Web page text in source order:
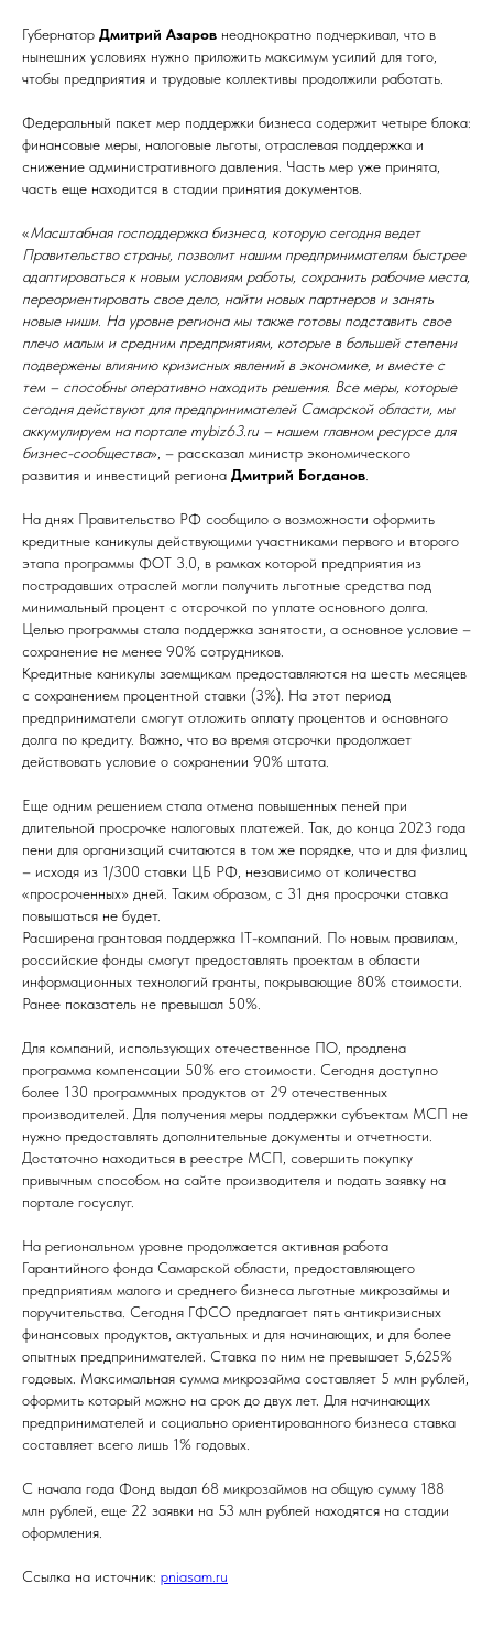
Губернатор Дмитрий Азаров неоднократно подчеркивал, что в
нынешних условиях нужно приложить максимум усилий для того,
чтобы предприятия и трудовые коллективы продолжили работать.
Федеральный пакет мер поддержки бизнеса содержит четыре блока:
финансовые меры, налоговые льготы, отраслевая поддержка и
снижение административного давления. Часть мер уже принята,
часть еще находится в стадии принятия документов.
«Масштабная господдержка бизнеса, которую сегодня ведет
Правительство страны, позволит нашим предпринимателям быстрее
адаптироваться к новым условиям работы, сохранить рабочие места,
переориентировать свое дело, найти новых партнеров и занять
новые ниши. На уровне региона мы также готовы подставить свое
плечо малым и средним предприятиям, которые в большей степени
подвержены влиянию кризисных явлений в экономике, и вместе с
тем – способны оперативно находить решения. Все меры, которые
сегодня действуют для предпринимателей Самарской области, мы
аккумулируем на портале mybiz63.ru – нашем главном ресурсе для
бизнес-сообщества», – рассказал министр экономического
развития и инвестиций региона Дмитрий Богданов
На днях Правительство РФ сообщило о возможности оформить
кредитные каникулы действующими участниками первого и второго
этапа программы ФОТ 3.0, в рамках которой предприятия из
пострадавших отраслей могли получить льготные средства под
минимальный процент с отсрочкой по уплате основного долга.
Целью программы стала поддержка занятости, а основное условие –
сохранение не менее 90% сотрудников.
Кредитные каникулы заемщикам предоставляются на шесть месяцев
с сохранением процентной ставки (3%). На этот период
предприниматели смогут отложить оплату процентов и основного
долга по кредиту. Важно, что во время отсрочки продолжает
действовать условие о сохранении 90% штата.
Еще одним решением стала отмена повышенных пеней при
длительной просрочке налоговых платежей. Так, до конца 2023 года
пени для организаций считаются в том же порядке, что и для физлиц
– исходя из 1/300 ставки ЦБ РФ, независимо от количества
«просроченных» дней. Таким образом, с 31 дня просрочки ставка
повышаться не будет.
Расширена грантовая поддержка IT-компаний. По новым правилам,
российские фонды смогут предоставлять проектам в области
информационных технологий гранты, покрывающие 80% стоимости.
Ранее показатель не превышал 50%.
Для компаний, использующих отечественное ПО, продлена
программа компенсации 50% его стоимости. Сегодня доступно
более 130 программных продуктов от 29 отечественных
производителей. Для получения меры поддержки субъектам МСП не
нужно предоставлять дополнительные документы и отчетности.
Достаточно находиться в реестре МСП, совершить покупку
привычным способом на сайте производителя и подать заявку на
портале госуслуг.
На региональном уровне продолжается активная работа
Гарантийного фонда Самарской области, предоставляющего
предприятиям малого и среднего бизнеса льготные микрозаймы и
поручительства. Сегодня ГФСО предлагает пять антикризисных
финансовых продуктов, актуальных и для начинающих, и для более
опытных предпринимателей. Ставка по ним не превышает 5,625%
годовых. Максимальная сумма микрозайма составляет 5 млн рублей,
оформить который можно на срок до двух лет. Для начинающих
предпринимателей и социально ориентированного бизнеса ставка
составляет всего лишь 1% годовых.
С начала года Фонд выдал 68 микрозаймов на общую сумму 188
млн рублей, еще 22 заявки на 53 млн рублей находятся на стадии
оформления.
Ссылка на источник: рniasam.ru